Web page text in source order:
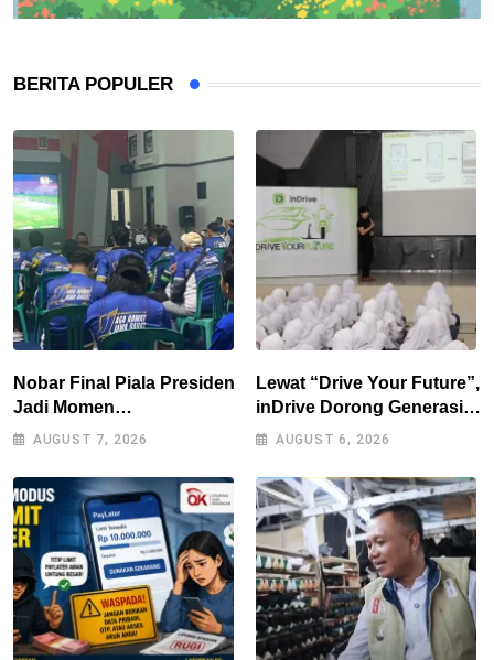
BERITA POPULER
Nobar Final Piala Presiden
Jadi Momen
Kebersamaan, Polres
Bobotoh dan Berbagai
Elemen Masyarakat
AUGUST 7, 2026
Lewat “Drive Your Future”,
inDrive Dorong Generasi
Muda Bandung Jadi
Lebih Bertanggung Jawab
AUGUST 6, 2026